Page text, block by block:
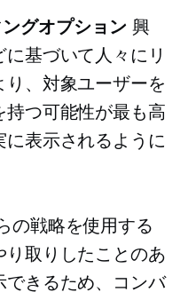
グオプション 興
基づいて人々にリ
、対象ユーザーを
つ可能性が最も高
表示されるように
の戦略を使用する
り取りしたことのあ
できるため、コンバ